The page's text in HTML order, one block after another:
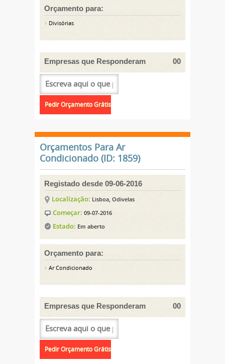
Orçamento para:
Divisórias
Empresas que Responderam 00
Orçamentos Para Ar
Condicionado (ID: 1859)
Registado desde 09-06-2016
Localização: Lisboa, Odivelas
Começar: 09-07-2016
Estado: Em aberto
Orçamento para:
Ar Condicionado
Empresas que Responderam 00